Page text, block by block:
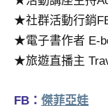
★社群活動行銷
★電子書作者 E-
★旅遊直播主
FB： 傑菲亞娃